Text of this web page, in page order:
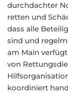
durchdachter
retten und
dass alle
sind und
am Main
von
koordiniert